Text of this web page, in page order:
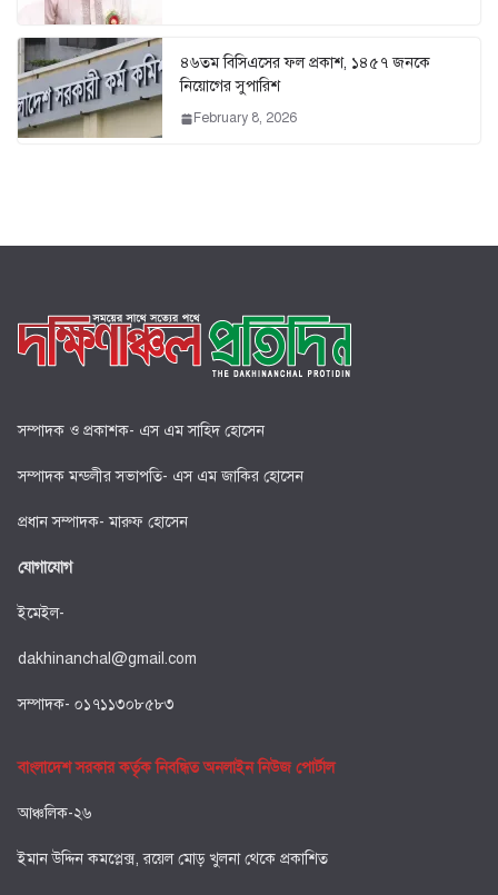
৪৬তম বিসিএসের ফল প্রকাশ, ১৪৫৭ জনকে
নিয়োগের সুপারিশ
February 8, 2026
সম্পাদক ও প্রকাশক- এস এম সাহিদ হোসেন
সম্পাদক মন্ডলীর সভাপতি- এস এম জাকির হোসেন
প্রধান সম্পাদক- মারুফ হোসেন
যোগাযোগ
ইমেইল-
dakhinanchal@gmail.com
সম্পাদক- ০১৭১১৩০৮৫৮৩
বাংলাদেশ সরকার কর্তৃক নিবন্ধিত অনলাইন নিউজ পোর্টাল
আঞ্চলিক-২৬
ইমান উদ্দিন কমপ্লেক্স, রয়েল মোড় খুলনা থেকে প্রকাশিত